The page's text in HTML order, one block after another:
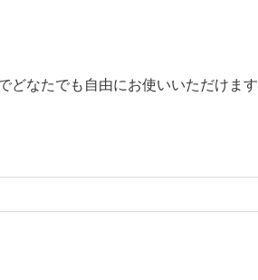
どなたでも自由にお使いいただけます